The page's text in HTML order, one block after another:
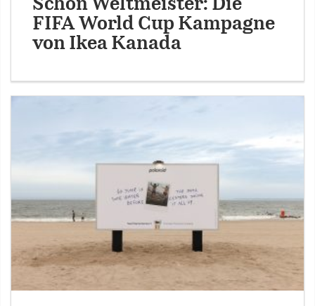
Schon Weltmeister: Die
FIFA World Cup Kampagne
von Ikea Kanada